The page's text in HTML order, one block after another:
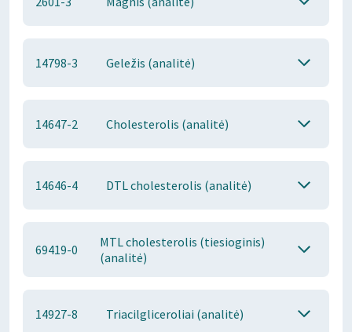
14798-3 Geležis (analitė)
14647-2 Cholesterolis (analitė)
14646-4 DTL cholesterolis (analitė)
69419-0
MTL cholesterolis (tiesioginis)
(analitė)
14927-8 Triacilgliceroliai (analitė)